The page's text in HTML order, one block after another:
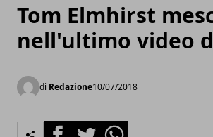
Tom Elmhirst
nell'ultimo video
di Redazione10/07/2018
FacebookTwitterWhatsapp